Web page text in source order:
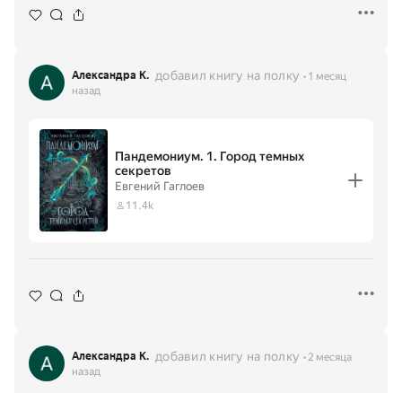
Александра К. добавил книгу на полку
1 месяц
назад
Пандемониум. 1. Город темных
секретов
Евгений Гаглоев
11.4k
Александра К. добавил книгу на полку
2 месяца
назад